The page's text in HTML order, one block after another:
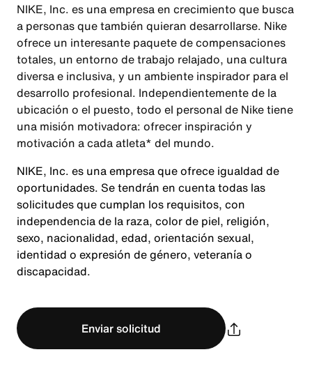
NIKE, Inc. es una empresa en crecimiento que busca
a personas que también quieran desarrollarse. Nike
ofrece un interesante paquete de compensaciones
totales, un entorno de trabajo relajado, una cultura
diversa e inclusiva, y un ambiente inspirador para el
desarrollo profesional. Independientemente de la
ubicación o el puesto, todo el personal de Nike tiene
una misión motivadora: ofrecer inspiración y
motivación a cada atleta* del mundo.
NIKE, Inc. es una empresa que ofrece igualdad de
oportunidades. Se tendrán en cuenta todas las
solicitudes que cumplan los requisitos, con
independencia de la raza, color de piel, religión,
sexo, nacionalidad, edad, orientación sexual,
identidad o expresión de género, veteranía o
discapacidad.
Enviar solicitud